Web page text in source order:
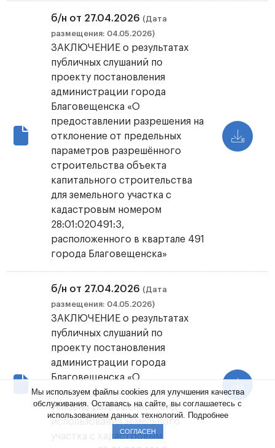
б/н от 27.04.2026 (Дата
размещения: 04.05.2026)
ЗАКЛЮЧЕНИЕ о результатах
публичных слушаний по
проекту постановления
администрации города
Благовещенска «О
предоставлении разрешения на
отклонение от предельных
параметров разрешённого
строительства объекта
капитального строительства
для земельного участка с
кадастровым номером
28:01:020491:3,
расположенного в квартале 491
города Благовещенска»
б/н от 27.04.2026 (Дата
размещения: 04.05.2026)
ЗАКЛЮЧЕНИЕ о результатах
публичных слушаний по
проекту постановления
администрации города
Благовещенска «О
предоставлении разрешения на
условно разрешённый вид
использования земельного
участка с кадастровым
Мы используем файлы cookies для улучшения качества
обслуживания. Оставаясь на сайте, вы соглашаетесь с
использованием данных технологий. Подробнее
СОГЛАСЕН